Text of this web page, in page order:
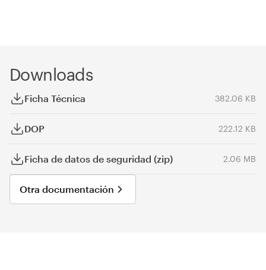
Downloads
Ficha Técnica 382.06 KB
DOP 222.12 KB
Ficha de datos de seguridad (zip) 2.06 MB
Otra documentación